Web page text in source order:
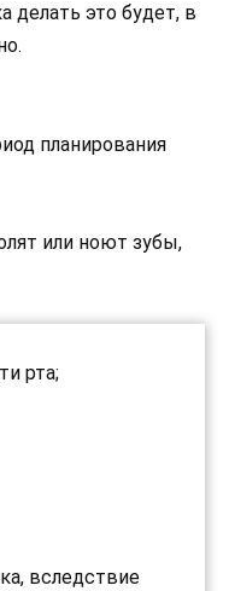
делать это будет, в
планирования
или ноют зубы,
рта;
вследствие